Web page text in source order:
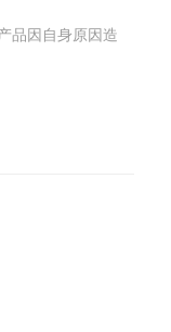
品因自身原因造